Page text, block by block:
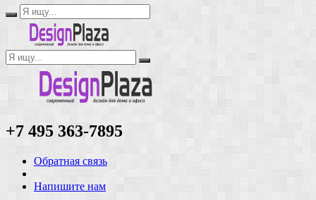
+7 495 363-7895
Обратная связь
Напишите нам